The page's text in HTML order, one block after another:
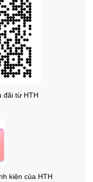
đãi từ HTH
kiện của HTH